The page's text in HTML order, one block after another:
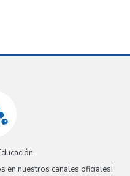
en nuestros canales oficiales!